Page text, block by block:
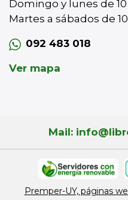
Domingo y lunes de 10
Martes a sábados de
092 483 018
Ver mapa
Mail:
Premper-UY, páginas